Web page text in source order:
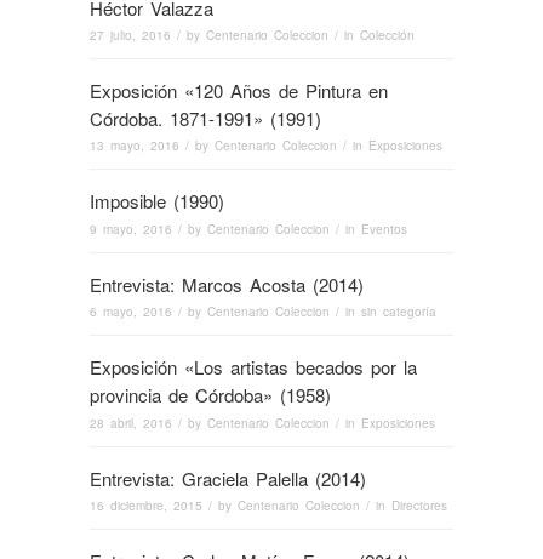
Héctor Valazza
27 julio, 2016 / by Centenario Coleccion / in Colección
Exposición «120 Años de Pintura en
Córdoba. 1871-1991» (1991)
13 mayo, 2016 / by Centenario Coleccion / in Exposiciones
Imposible (1990)
9 mayo, 2016 / by Centenario Coleccion / in Eventos
Entrevista: Marcos Acosta (2014)
6 mayo, 2016 / by Centenario Coleccion / in sin categoría
Exposición «Los artistas becados por la
provincia de Córdoba» (1958)
28 abril, 2016 / by Centenario Coleccion / in Exposiciones
Entrevista: Graciela Palella (2014)
16 diciembre, 2015 / by Centenario Coleccion / in Directores